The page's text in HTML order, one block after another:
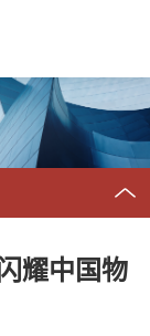
耀中国物